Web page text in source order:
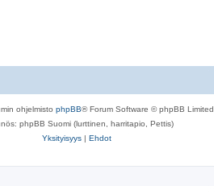
ohjelmisto phpBB® Forum Software © phpBB Limited
phpBB Suomi (lurttinen, harritapio, Pettis)
Yksityisyys | Ehdot